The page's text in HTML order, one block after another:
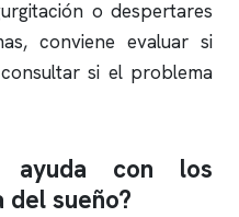
o despertares
conviene evaluar si
si el problema
ayuda con los
del sueño?